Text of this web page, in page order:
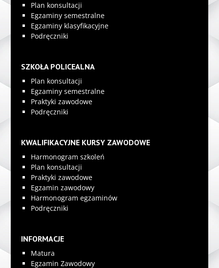
Plan konsultacji
Egzaminy semestralne
Egzaminy klasyfikacyjne
Podręczniki
SZKOŁA POLICEALNA
Plan konsultacji
Egzaminy semestralne
Praktyki zawodowe
Podręczniki
KWALIFIKACYJNE KURSY ZAWODOWE
Harmonogram szkoleń
Plan konsultacji
Praktyki zawodowe
Egzamin zawodowy
Harmonogram egzaminów
Podręczniki
INFORMACJE
Matura
Egzamin Zawodowy